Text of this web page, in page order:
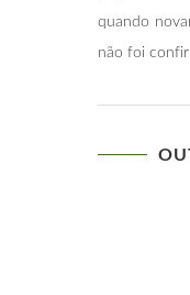
quando
não foi